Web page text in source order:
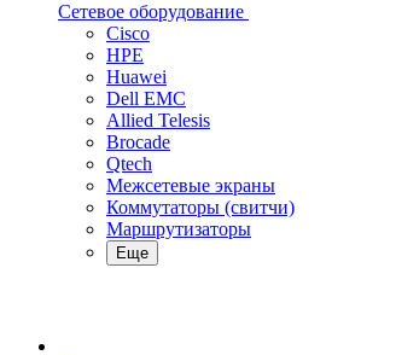
Сетевое оборудование
Cisco
HPE
Huawei
Dell EMC
Allied Telesis
Brocade
Qtech
Межсетевые экраны
Коммутаторы (свитчи)
Маршрутизаторы
Еще